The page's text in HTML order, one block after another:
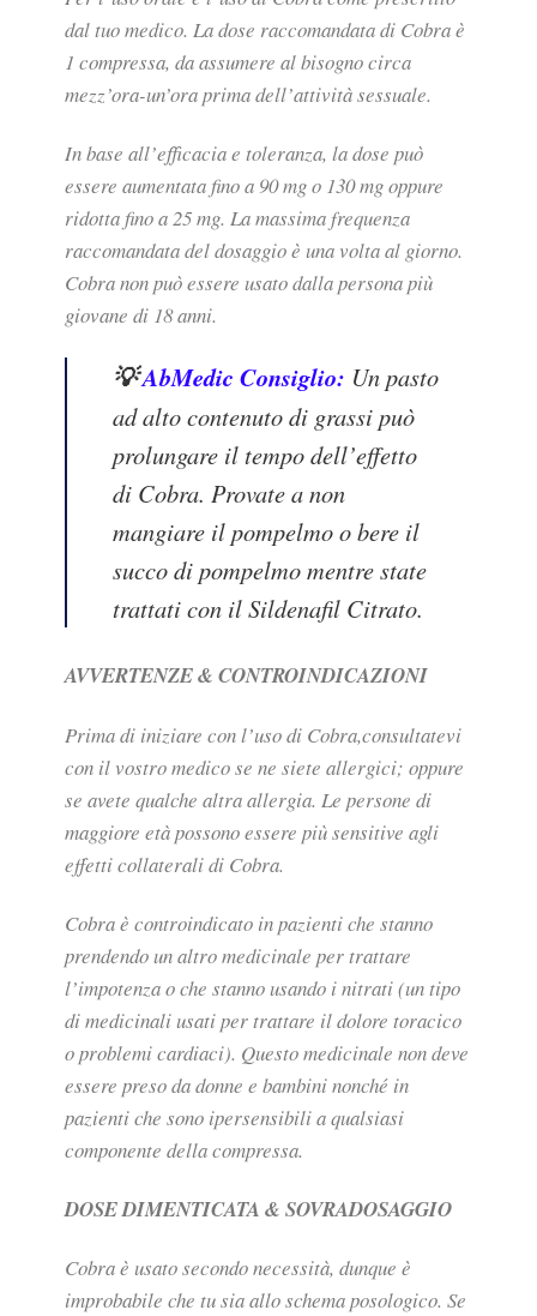
dal tuo medico. La dose raccomandata di Cobra è
1 compressa, da assumere al bisogno circa
mezz’ora-un’ora prima dell’attività sessuale.
In base all’efficacia e toleranza, la dose può
essere aumentata fino a 90 mg o 130 mg oppure
ridotta fino a 25 mg. La massima frequenza
raccomandata del dosaggio è una volta al giorno.
Cobra non può essere usato dalla persona più
giovane di 18 anni.
💡AbMedic Consiglio: Un pasto
ad alto contenuto di grassi può
prolungare il tempo dell’effetto
di Cobra. Provate a non
mangiare il pompelmo o bere il
succo di pompelmo mentre state
trattati con il Sildenafil Citrato.
AVVERTENZE & CONTROINDICAZIONI
Prima di iniziare con l’uso di Cobra,consultatevi
con il vostro medico se ne siete allergici; oppure
se avete qualche altra allergia. Le persone di
maggiore età possono essere più sensitive agli
effetti collaterali di Cobra.
Cobra è controindicato in pazienti che stanno
prendendo un altro medicinale per trattare
l’impotenza o che stanno usando i nitrati (un tipo
di medicinali usati per trattare il dolore toracico
o problemi cardiaci). Questo medicinale non deve
essere preso da donne e bambini nonché in
pazienti che sono ipersensibili a qualsiasi
componente della compressa.
DOSE DIMENTICATA & SOVRADOSAGGIO
Cobra è usato secondo necessità, dunque è
improbabile che tu sia allo schema posologico. Se